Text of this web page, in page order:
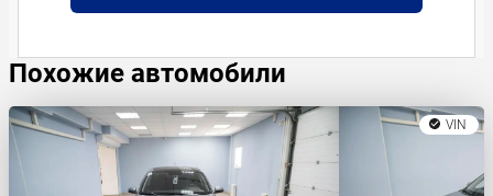
Похожие автомобили
VIN